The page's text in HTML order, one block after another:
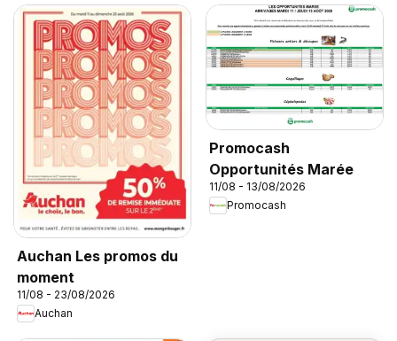
Auchan Les promos du
moment
11/08 - 23/08/2026
Auchan
Promocash
Opportunités Marée
11/08 - 13/08/2026
Promocash